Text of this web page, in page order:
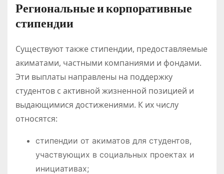
Региональные и корпоративные
стипендии
Существуют также стипендии, предоставляемые
акиматами, частными компаниями и фондами.
Эти выплаты направлены на поддержку
студентов с активной жизненной позицией и
выдающимися достижениями. К их числу
относятся:
стипендии от акиматов для студентов,
участвующих в социальных проектах и
инициативах;